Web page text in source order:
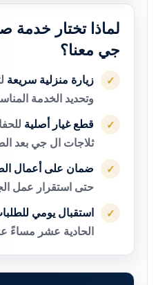
لماذا تختار خدمة
جي معنا؟
✓ زيارة منزلية سريعة
وتحديد الخدمة
✓ قطع غيار أصلية
ثلاجات ال جي بعد
✓ ضمان على أعمال
حتى استقرار عمل
✓ استقبال يومي
الحادية عشر مساءً